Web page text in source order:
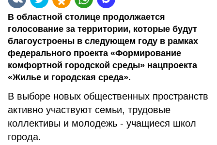
В областной столице продолжается
голосование за территории, которые будут
благоустроены в следующем году в рамках
федерального проекта «Формирование
комфортной городской среды» нацпроекта
«Жилье и городская среда».
В выборе новых общественных пространств
активно участвуют семьи, трудовые
коллективы и молодежь - учащиеся школ
города.